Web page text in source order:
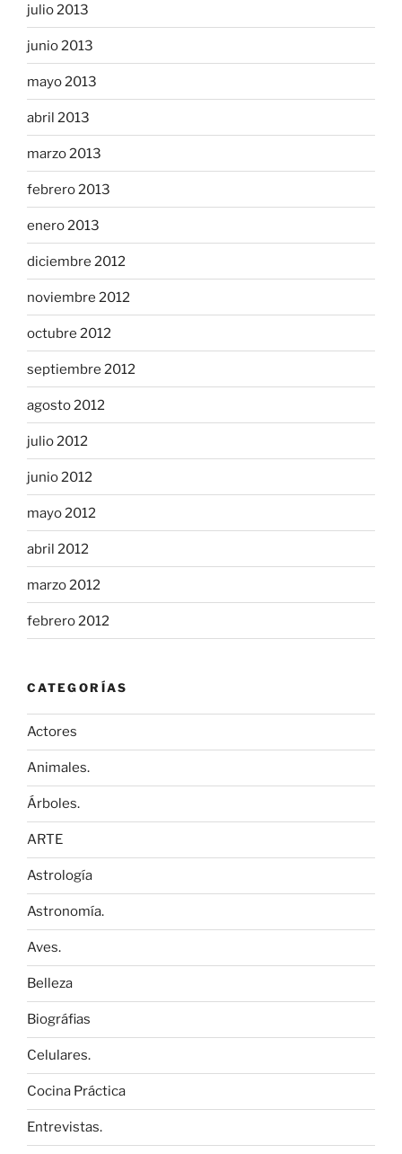
julio 2013
junio 2013
mayo 2013
abril 2013
marzo 2013
febrero 2013
enero 2013
diciembre 2012
noviembre 2012
octubre 2012
septiembre 2012
agosto 2012
julio 2012
junio 2012
mayo 2012
abril 2012
marzo 2012
febrero 2012
CATEGORÍAS
Actores
Animales.
Árboles.
ARTE
Astrología
Astronomía.
Aves.
Belleza
Biográfias
Celulares.
Cocina Práctica
Entrevistas.